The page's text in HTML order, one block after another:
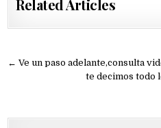
Related Articles
Navegación
← Ve un paso adelante,consulta
te decimos todo